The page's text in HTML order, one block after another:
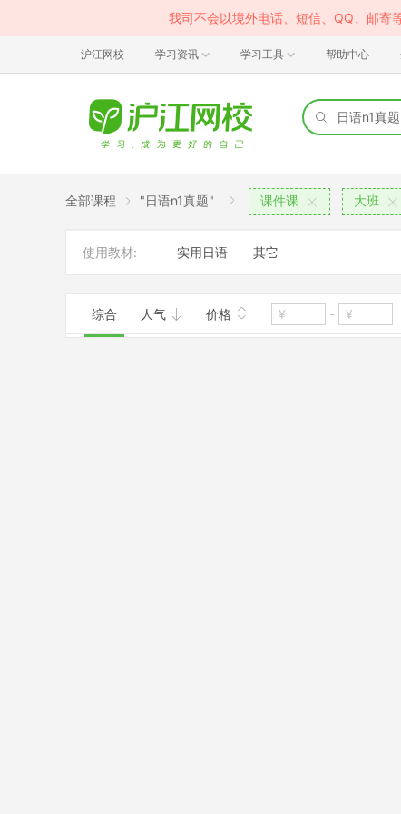
我司不会以境外电话、短信、QQ、邮寄
沪江网校 学习资讯 学习工具 帮助中心
全部课程 "日语n1真题" 课件课 大班
使用教材: 实用日语 其它
综合 人气 价格 -